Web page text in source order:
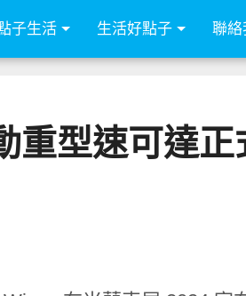
子生活 生活好點子 聯絡
重型速可達正